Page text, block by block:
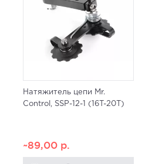
Натяжитель цепи Mr.
Control, SSP-12-1 (16T-20T)
~89,00 р.